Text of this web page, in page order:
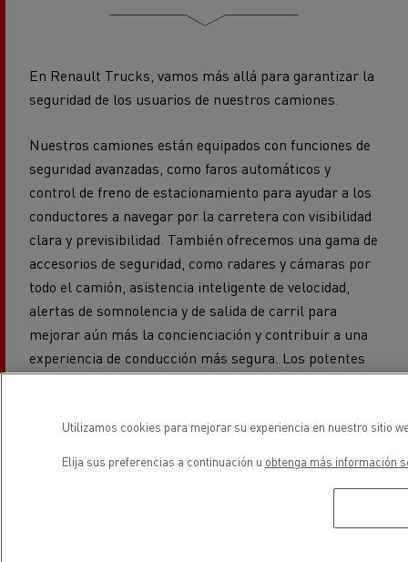
En Renault Trucks, vamos más allá para garantizar la
seguridad de los usuarios de nuestros camiones.
Nuestros camiones están equipados con funciones de
seguridad avanzadas, como faros automáticos y
control de freno de estacionamiento para ayudar a los
conductores a navegar por la carretera con visibilidad
clara y previsibilidad. También ofrecemos una gama de
accesorios de seguridad, como radares y cámaras por
todo el camión, asistencia inteligente de velocidad,
alertas de somnolencia y de salida de carril para
mejorar aún más la concienciación y contribuir a una
experiencia de conducción más segura. Los potentes
carga durante el tránsito. Por último, ofrecemos a los
conductores todo el equipamiento que necesitan en
Utilizamos cookies para mejorar su experiencia en nuestro sitio
Elija sus preferencias a continuación u obtenga más información